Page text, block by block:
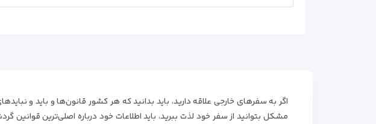
اگر به سفرهای خارجی علاقه دارید، باید بدانید که هر کشور قانون‌ها و باید و
مشکل بتوانید از سفر خود لذت ببرید، باید اطلاعات خود درباره اصلی‌ترین